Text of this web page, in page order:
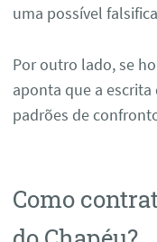
uma possível
Por outro lado, se
aponta que a
padrões de
Como